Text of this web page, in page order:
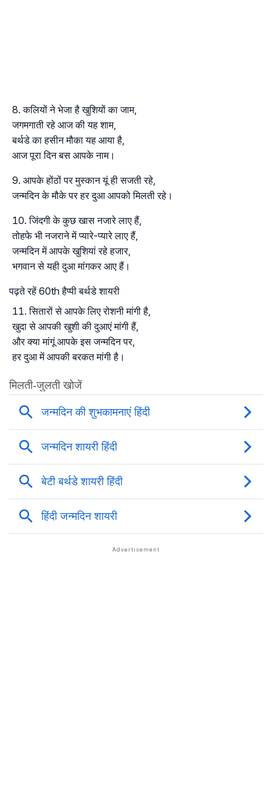
कलियों ने भेजा है खुशियों का जाम,
जगमगाती रहे आज की यह शाम,
बर्थडे का हसीन मौका यह आया है,
आज पूरा दिन बस आपके नाम।
आपके होंठों पर मुस्कान यूं ही सजती रहे,
जन्मदिन के मौके पर हर दुआ आपको मिलती रहे।
जिंदगी के कुछ खास नजारे लाए हैं,
तोहफे भी नजराने में प्यारे-प्यारे लाए हैं,
जन्मदिन में आपके खुशियां रहे हजार,
भगवान से यही दुआ मांगकर आए हैं।
पढ़ते रहें 60th हैप्पी बर्थडे शायरी
सितारों से आपके लिए रोशनी मांगी है,
खुदा से आपकी खुशी की दुआएं मांगी हैं,
और क्या मांगूं आपके इस जन्मदिन पर,
हर दुआ में आपकी बरकत मांगी है।